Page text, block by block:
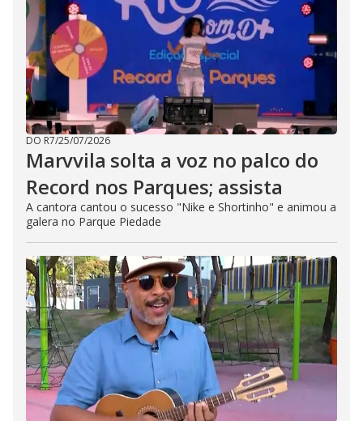
DO R7/25/07/2026
Marvvila solta a voz no palco do
Record nos Parques; assista
A cantora cantou o sucesso "Nike e Shortinho" e animou a
galera no Parque Piedade